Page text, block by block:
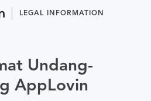
LEGAL INFORMATION
Undang-
AppLovin